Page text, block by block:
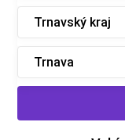
Trnavský kraj
Trnava